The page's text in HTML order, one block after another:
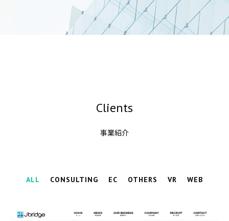
Clients
事業紹介
ALL CONSULTING EC OTHERS VR WEB